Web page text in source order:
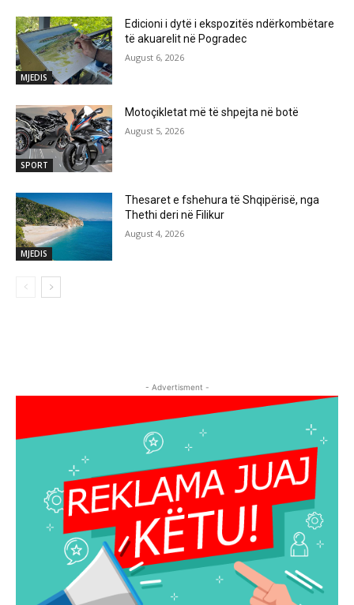
MJEDIS
Edicioni i dytë i ekspozitës ndërkombëtare
të akuarelit në Pogradec
August 6, 2026
SPORT
Motoçikletat më të shpejta në botë
August 5, 2026
MJEDIS
Thesaret e fshehura të Shqipërisë, nga
Thethi deri në Filikur
August 4, 2026
- Advertisment -